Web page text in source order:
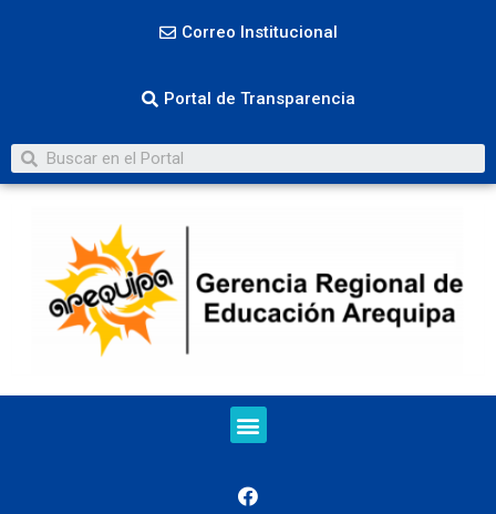
Correo Institucional
Portal de Transparencia